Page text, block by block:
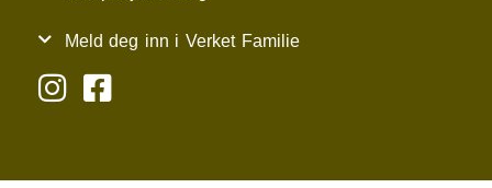
Meld deg inn i Verket Familie